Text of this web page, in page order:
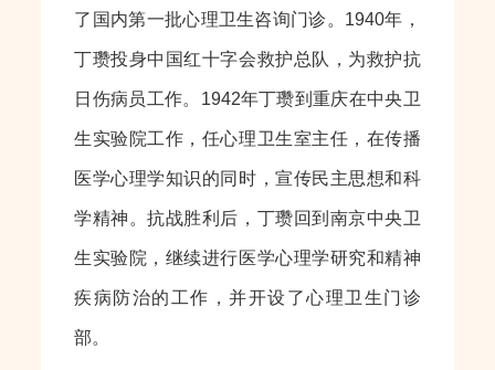
了国内第一批心理卫生咨询门诊。1940年，
丁瓒投身中国红十字会救护总队，为救护抗
日伤病员工作。1942年丁瓒到重庆在中央卫
生实验院工作，任心理卫生室主任，在传播
医学心理学知识的同时，宣传民主思想和科
学精神。抗战胜利后，丁瓒回到南京中央卫
生实验院，继续进行医学心理学研究和精神
疾病防治的工作，并开设了心理卫生门诊
部。